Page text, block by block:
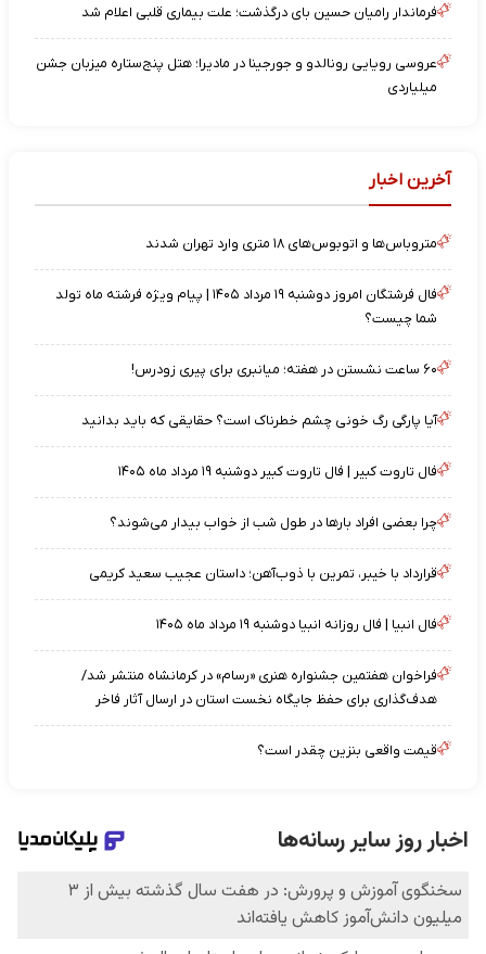
فرماندار رامیان حسین بای درگذشت؛ علت بیماری قلبی اعلام شد
عروسی رویایی رونالدو و جورجینا در مادیرا؛ هتل پنج‌ستاره میزبان جشن
میلیاردی
آخرین اخبار
متروباس‌ها و اتوبوس‌های ۱۸ متری وارد تهران شدند
فال فرشتگان امروز دوشنبه ۱۹ مرداد ۱۴۰۵ | پیام ویژه فرشته ماه تولد
شما چیست؟
۶۰ ساعت نشستن در هفته؛ میانبری برای پیری زودرس!
آیا پارگی رگ خونی چشم خطرناک است؟ حقایقی که باید بدانید
فال تاروت کبیر | فال تاروت کبیر دوشنبه ۱۹ مرداد ماه ۱۴۰۵
چرا بعضی افراد بارها در طول شب از خواب بیدار می‌شوند؟
قرارداد با خیبر، تمرین با ذوب‌آهن؛ داستان عجیب سعید کریمی
فال انبیا | فال روزانه انبیا دوشنبه ۱۹ مرداد ماه ۱۴۰۵
فراخوان هفتمین جشنواره هنری «رسام» در کرمانشاه منتشر شد/
هدف‌گذاری برای حفظ جایگاه نخست استان در ارسال آثار فاخر
قیمت واقعی بنزین چقدر است؟